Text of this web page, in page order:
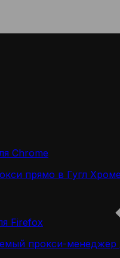
Chrome
прямо в Гугл Хроме
Firefox
прокси-менеджер